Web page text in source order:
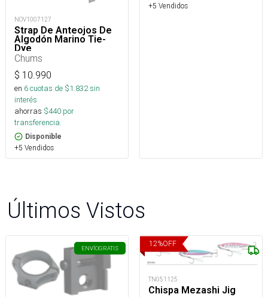
NOV1007127
Strap De Anteojos De
Algodón Marino Tie-
Dye
Chums
$ 10.990
en 6cuotas de $1.832sin
interés
ahorras $440 por
transferencia.
Disponible
+5 Vendidos
+5 Vendidos
Últimos Vistos
ENVÍOGRATIS
12%OFF
TN051125
Chispa Mezashi Jig